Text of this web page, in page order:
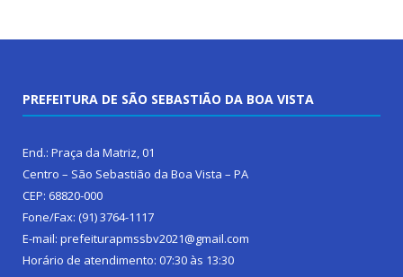
PREFEITURA DE SÃO SEBASTIÃO DA BOA VISTA
End.: Praça da Matriz, 01
Centro – São Sebastião da Boa Vista – PA
CEP: 68820-000
Fone/Fax: (91) 3764-1117
E-mail: prefeiturapmssbv2021@gmail.com
Horário de atendimento: 07:30 às 13:30